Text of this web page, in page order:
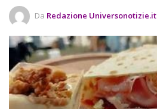
Da Redazione Universonotizie.it